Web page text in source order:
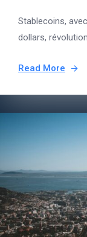
Stablecoins,
dollars,
Read More